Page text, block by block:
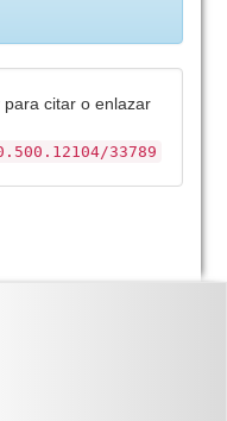
citar o enlazar
33789